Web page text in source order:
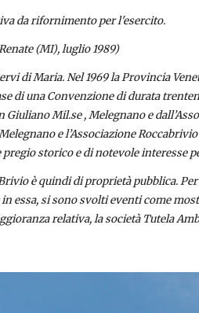
da rifornimento per l'esercito.
(MI), luglio 1989)
di Maria. Nel 1969 la Provincia
una Convenzione di durata
Mil.se , Melegnano e
e l’Associazione
storico e di notevole interesse
è quindi di proprietà pubblica.
essa, si sono svolti eventi come
relativa, la società Tutela